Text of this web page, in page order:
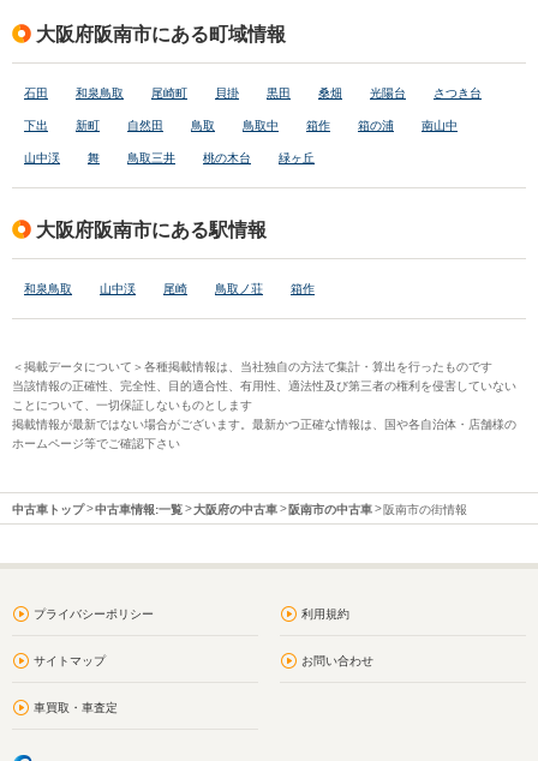
大阪府阪南市にある町域情報
石田 和泉鳥取 尾崎町 貝掛 黒田 桑畑 光陽台 さつき台
下出 新町 自然田 鳥取 鳥取中 箱作 箱の浦 南山中
山中渓 舞 鳥取三井 桃の木台 緑ヶ丘
大阪府阪南市にある駅情報
和泉鳥取 山中渓 尾崎 鳥取ノ荘 箱作
＜掲載データについて＞各種掲載情報は、当社独自の方法で集計・算出を行ったものです
当該情報の正確性、完全性、目的適合性、有用性、適法性及び第三者の権利を侵害していない
ことについて、一切保証しないものとします
掲載情報が最新ではない場合がございます。最新かつ正確な情報は、国や各自治体・店舗様の
ホームページ等でご確認下さい
中古車トップ 中古車情報:一覧 大阪府の中古車 阪南市の中古車 阪南市の街情報
プライバシーポリシー 利用規約
サイトマップ お問い合わせ
車買取・車査定